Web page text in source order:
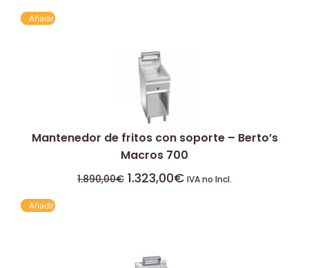
Añadir
Mantenedor de fritos con soporte – Berto’s
Macros 700
1.890,00€ 1.323,00€ IVA no Incl.
Añadir